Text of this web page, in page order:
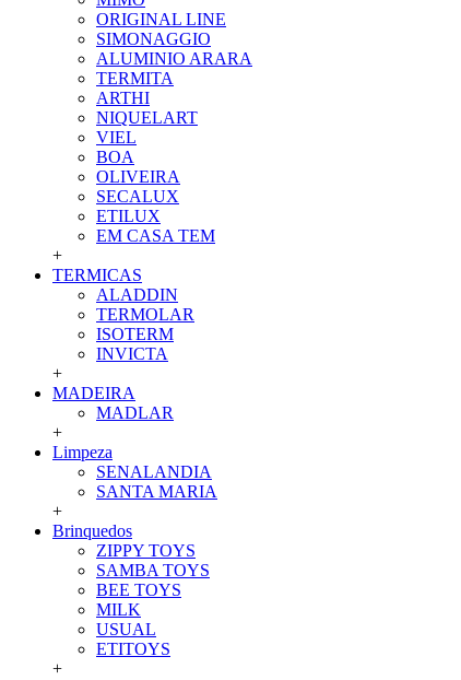
ORIGINAL LINE
SIMONAGGIO
ALUMINIO ARARA
TERMITA
ARTHI
NIQUELART
VIEL
BOA
OLIVEIRA
SECALUX
ETILUX
EM CASA TEM
+
TERMICAS
ALADDIN
TERMOLAR
ISOTERM
INVICTA
+
MADEIRA
MADLAR
+
Limpeza
SENALANDIA
SANTA MARIA
+
Brinquedos
ZIPPY TOYS
SAMBA TOYS
BEE TOYS
MILK
USUAL
ETITOYS
+